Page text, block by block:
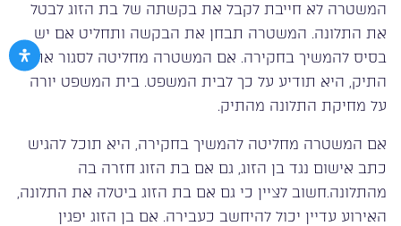
המשטרה לא חייבת לקבל את בקשתה של בת הזוג לבטל
את התלונה. המשטרה תבחן את הבקשה ותחליט אם יש
בסיס להמשיך בחקירה. אם המשטרה מחליטה לסגור את
התיק, היא תודיע על כך לבית המשפט. בית המשפט יורה
על מחיקת התלונה מהתיק.
אם המשטרה מחליטה להמשיך בחקירה, היא תוכל להגיש
כתב אישום נגד בן הזוג, גם אם בת הזוג חזרה בה
מהתלונה.חשוב לציין כי גם אם בת הזוג ביטלה את התלונה,
האירוע עדיין יכול להיחשב כעבירה. אם בן הזוג יפגין